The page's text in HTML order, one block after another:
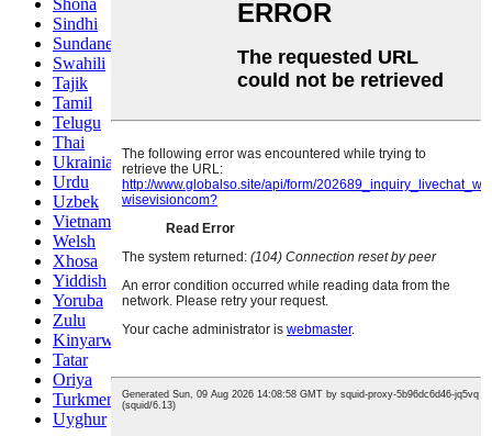
Shona
Sindhi
Sundanese
Swahili
Tajik
Tamil
Telugu
Thai
Ukrainian
Urdu
Uzbek
Vietnamese
Welsh
Xhosa
Yiddish
Yoruba
Zulu
Kinyarwanda
Tatar
Oriya
Turkmen
Uyghur